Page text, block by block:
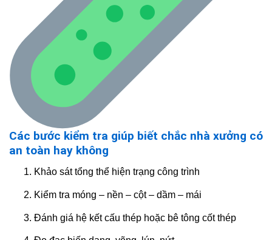
Các bước kiểm tra giúp biết chắc nhà xưởng có
an toàn hay không
Khảo sát tổng thể hiện trạng công trình
Kiểm tra móng – nền – cột – dầm – mái
Đánh giá hệ kết cấu thép hoặc bê tông cốt thép